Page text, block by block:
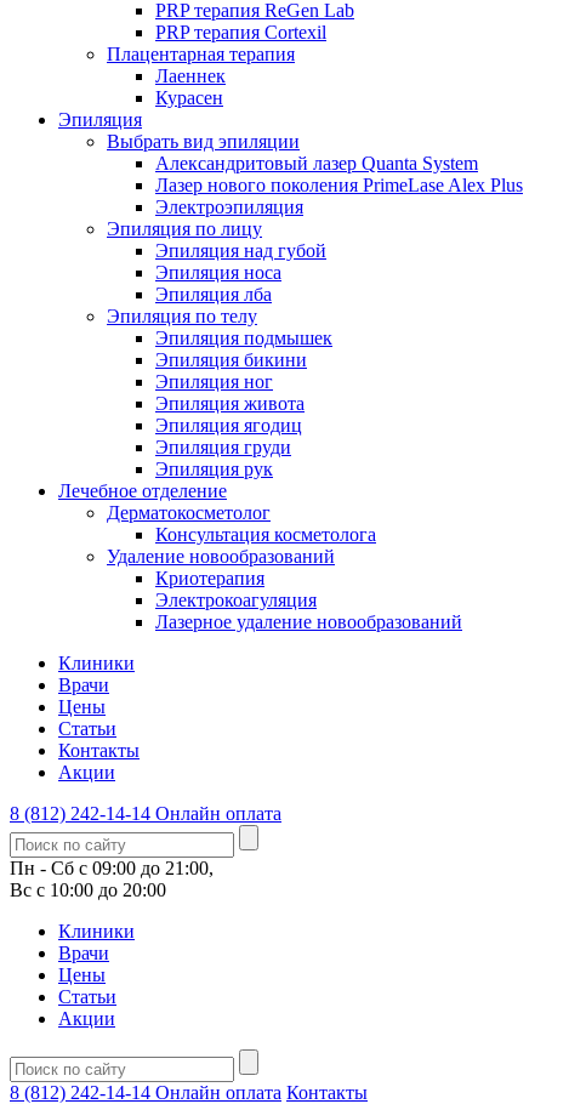
PRP терапия ReGen Lab
PRP терапия Cortexil
Плацентарная терапия
Лаеннек
Курасен
Эпиляция
Выбрать вид эпиляции
Александритовый лазер Quanta System
Лазер нового поколения PrimeLase Alex Plus
Электроэпиляция
Эпиляция по лицу
Эпиляция над губой
Эпиляция носа
Эпиляция лба
Эпиляция по телу
Эпиляция подмышек
Эпиляция бикини
Эпиляция ног
Эпиляция живота
Эпиляция ягодиц
Эпиляция груди
Эпиляция рук
Лечебное отделение
Дерматокосметолог
Консультация косметолога
Удаление новообразований
Криотерапия
Электрокоагуляция
Лазерное удаление новообразований
Клиники
Врачи
Цены
Статьи
Контакты
Акции
8 (812) 242-14-14 Онлайн оплата
Пн - Сб с 09:00 до 21:00,
Вс с 10:00 до 20:00
Клиники
Врачи
Цены
Статьи
Акции
8 (812) 242-14-14 Онлайн оплата Контакты